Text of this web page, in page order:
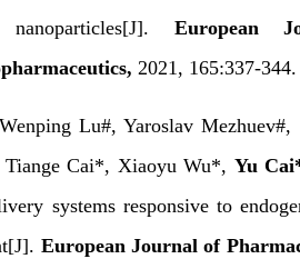
European
, 2021, 165:337-344.
Lu#, Yaroslav Mezhuev#,
Cai*, Xiaoyu Wu*, Yu Cai
systems responsive to
European Journal of